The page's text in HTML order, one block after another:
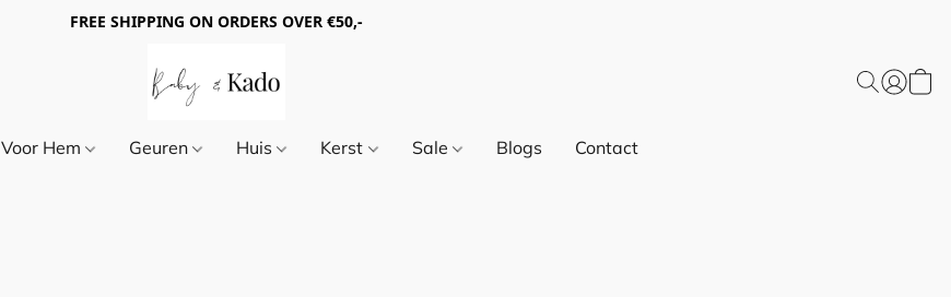
FREE SHIPPING ON ORDERS OVER €50,-
Voor Hem Geuren Huis Kerst Sale Blogs Contact